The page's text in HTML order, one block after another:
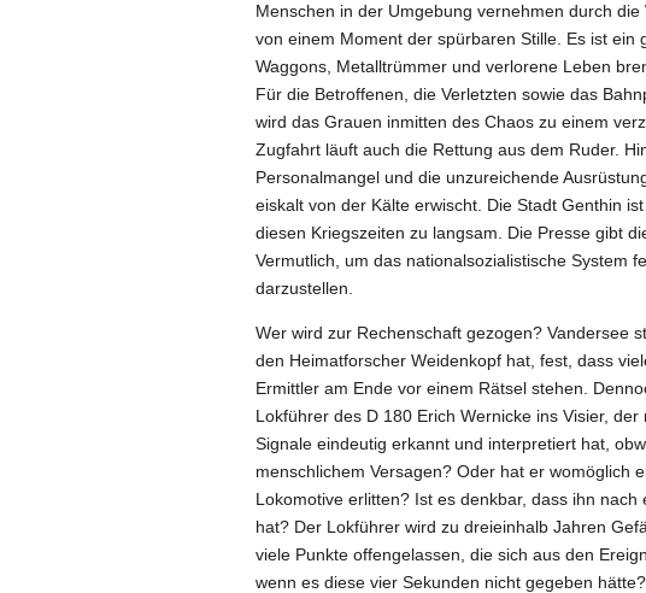
Menschen in der Umgebung vernehmen durch
von einem Moment der spürbaren Stille. Es ist ein
Waggons, Metalltrümmer und verlorene Leben
Für die Betroffenen, die Verletzten sowie das
wird das Grauen inmitten des Chaos zu einem
Zugfahrt läuft auch die Rettung aus dem Ruder.
Personalmangel und die unzureichende
eiskalt von der Kälte erwischt. Die Stadt Genthin
diesen Kriegszeiten zu langsam. Die Presse gibt
Vermutlich, um das nationalsozialistische System
darzustellen.
Wer wird zur Rechenschaft gezogen? Vandersee
den Heimatforscher Weidenkopf hat, fest, dass
Ermittler am Ende vor einem Rätsel stehen.
Lokführer des D 180 Erich Wernicke ins Visier,
Signale eindeutig erkannt und interpretiert hat,
menschlichem Versagen? Oder hat er womöglich
Lokomotive erlitten? Ist es denkbar, dass ihn
hat? Der Lokführer wird zu dreieinhalb Jahren
viele Punkte offengelassen, die sich aus den
wenn es diese vier Sekunden nicht gegeben